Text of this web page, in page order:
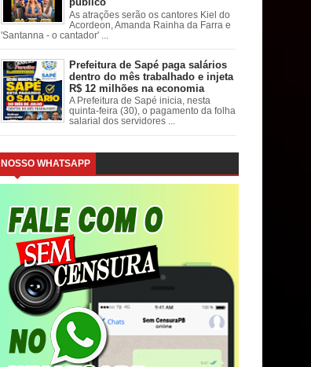
As atrações serão os cantores Kiel do
Acordeon, Amanda Rainha da Farra e
'Santanna - o cantador' ...
Prefeitura de Sapé paga salários
dentro do mês trabalhado e injeta
R$ 12 milhões na economia
A Prefeitura de Sapé inicia, nesta
quinta-feira (30), o pagamento da folha
salarial dos servidores ...
NOSSO WHATSAPP